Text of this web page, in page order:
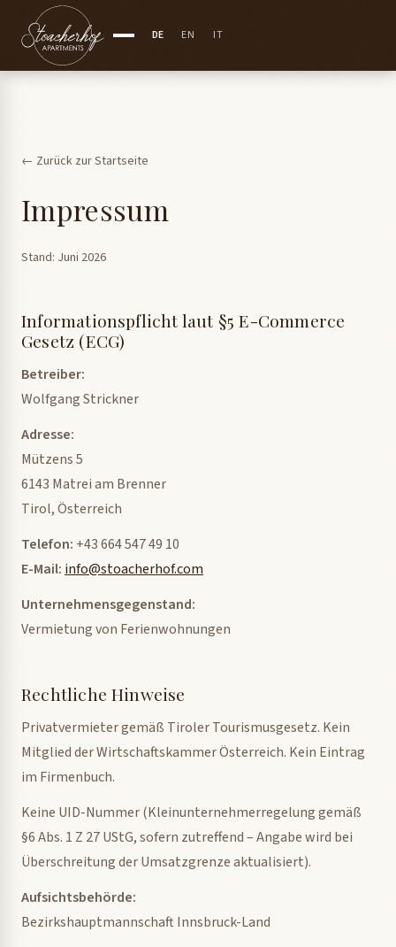
DE EN IT
← Zurück zur Startseite
Impressum
Stand: Juni 2026
Informationspflicht laut §5 E-Commerce
Gesetz (ECG)
Betreiber:
Wolfgang Strickner
Adresse:
Mützens 5
6143 Matrei am Brenner
Tirol, Österreich
Telefon: +43 664 547 49 10
E-Mail: info@stoacherhof.com
Unternehmensgegenstand:
Vermietung von Ferienwohnungen
Rechtliche Hinweise
Privatvermieter gemäß Tiroler Tourismusgesetz. Kein
Mitglied der Wirtschaftskammer Österreich. Kein Eintrag
im Firmenbuch.
Keine UID-Nummer (Kleinunternehmerregelung gemäß
§6 Abs. 1 Z 27 UStG, sofern zutreffend – Angabe wird bei
Überschreitung der Umsatzgrenze aktualisiert).
Aufsichtsbehörde:
Bezirkshauptmannschaft Innsbruck-Land